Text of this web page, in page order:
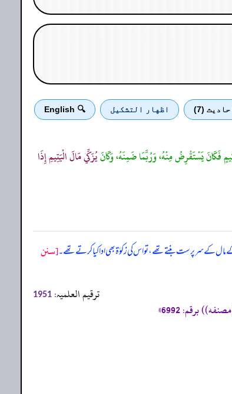
(7) اظهار التشكيل 🔍 English
فَكَانَ يَسْتَقْرِضُ مِنْهُ، وَرُبَّمَا ضَمِنَهُ، وَكَانَيُزَكِّي مَالَ الْيَتِيمِ إِذَا
کے سرپرست بنتے تھے، تو اس کی زکوٰۃ بھی ادا کیا کرتے تھے۔[سنن
ترقیم العلمیہ: 1951